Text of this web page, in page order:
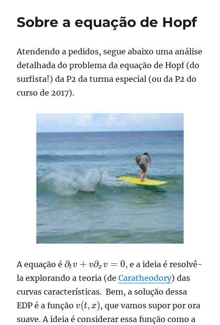
Sobre a equação de Hopf
Atendendo a pedidos, segue abaixo uma análise
detalhada do problema da equação de Hopf (do
surfista!) da P2 da turma especial (ou da P2 do
curso de 2017).
A equação é\displaystyle
\partial_t v
v\partial_xv
= 0,
∂tv + v∂xv = 0, e a ideia é resolvê-
la explorando a teoria (deCaratheodory) das
curvas características. Bem, a solução dessa
EDP é a funçãov(t,x)
v(t, x), que vamos supor por ora
suave. A ideia é considerar essa função como a